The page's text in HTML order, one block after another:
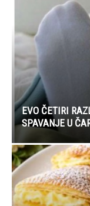
EVO ČETIRI
SPAVANJE U